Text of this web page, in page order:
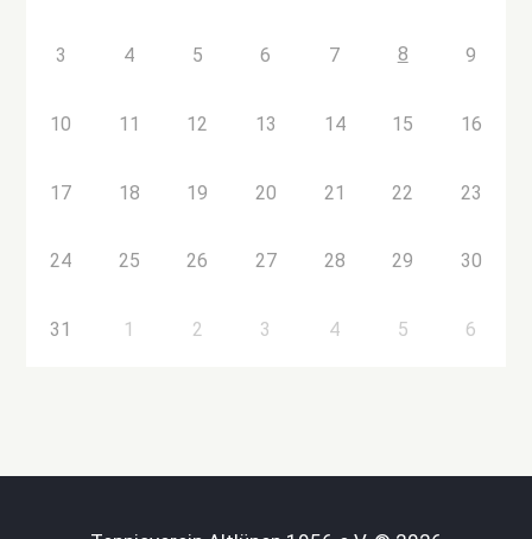
3 4 5 6 7 8 9
10 11 12 13 14 15 16
17 18 19 20 21 22 23
24 25 26 27 28 29 30
31 1 2 3 4 5 6